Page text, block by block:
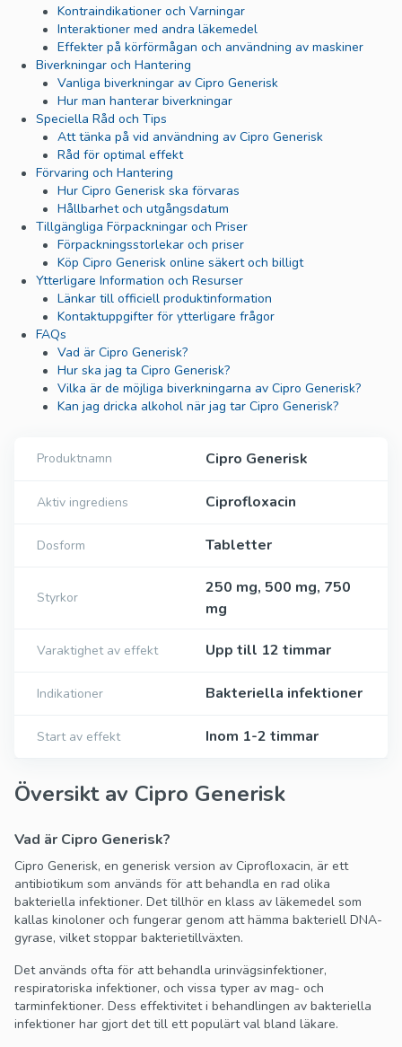
Kontraindikationer och Varningar
Interaktioner med andra läkemedel
Effekter på körförmågan och användning av maskiner
Biverkningar och Hantering
Vanliga biverkningar av Cipro Generisk
Hur man hanterar biverkningar
Speciella Råd och Tips
Att tänka på vid användning av Cipro Generisk
Råd för optimal effekt
Förvaring och Hantering
Hur Cipro Generisk ska förvaras
Hållbarhet och utgångsdatum
Tillgängliga Förpackningar och Priser
Förpackningsstorlekar och priser
Köp Cipro Generisk online säkert och billigt
Ytterligare Information och Resurser
Länkar till officiell produktinformation
Kontaktuppgifter för ytterligare frågor
FAQs
Vad är Cipro Generisk?
Hur ska jag ta Cipro Generisk?
Vilka är de möjliga biverkningarna av Cipro Generisk?
Kan jag dricka alkohol när jag tar Cipro Generisk?
Produktnamn Cipro Generisk
Aktiv ingrediens Ciprofloxacin
Dosform Tabletter
Styrkor
250 mg, 500 mg, 750
mg
Varaktighet av effekt Upp till 12 timmar
Indikationer Bakteriella infektioner
Start av effekt Inom 1-2 timmar
Översikt av Cipro Generisk
Vad är Cipro Generisk?
Cipro Generisk, en generisk version av Ciprofloxacin, är ett
antibiotikum som används för att behandla en rad olika
bakteriella infektioner. Det tillhör en klass av läkemedel som
kallas kinoloner och fungerar genom att hämma bakteriell DNA-
gyrase, vilket stoppar bakterietillväxten.
Det används ofta för att behandla urinvägsinfektioner,
respiratoriska infektioner, och vissa typer av mag- och
tarminfektioner. Dess effektivitet i behandlingen av bakteriella
infektioner har gjort det till ett populärt val bland läkare.